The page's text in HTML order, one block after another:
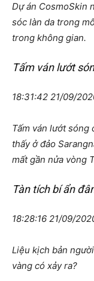
Dự án CosmoSkin
sóc làn da trong
trong không gian.
Tấm ván lướt
18:31:42 21/09/
Tấm ván lướt sóng
thấy ở đảo
mất gần nửa vòng
Tàn tích bí ẩn
18:28:16 21/09/
Liệu kịch bản
vàng có xảy ra?